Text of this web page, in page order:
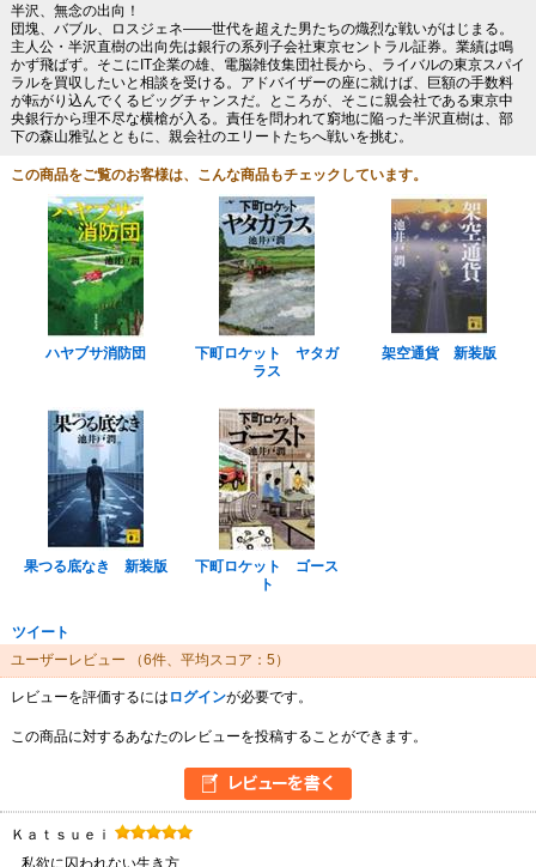
半沢、無念の出向！
団塊、バブル、ロスジェネ――世代を超えた男たちの熾烈な戦いがはじまる。
主人公・半沢直樹の出向先は銀行の系列子会社東京セントラル証券。業績は鳴
かず飛ばず。そこにIT企業の雄、電脳雑伎集団社長から、ライバルの東京スパイ
ラルを買収したいと相談を受ける。アドバイザーの座に就けば、巨額の手数料
が転がり込んでくるビッグチャンスだ。ところが、そこに親会社である東京中
央銀行から理不尽な横槍が入る。責任を問われて窮地に陥った半沢直樹は、部
下の森山雅弘とともに、親会社のエリートたちへ戦いを挑む。
この商品をご覧のお客様は、こんな商品もチェックしています。
ハヤブサ消防団
下町ロケット ヤタガ
ラス
架空通貨 新装版
果つる底なき 新装版
下町ロケット ゴース
ト
ツイート
ユーザーレビュー
（6件、平均スコア：5）
レビューを評価するには ログインが必要です。
この商品に対するあなたのレビューを投稿することができます。
Ｋａｔｓｕｅｉ
私欲に囚われない生き方